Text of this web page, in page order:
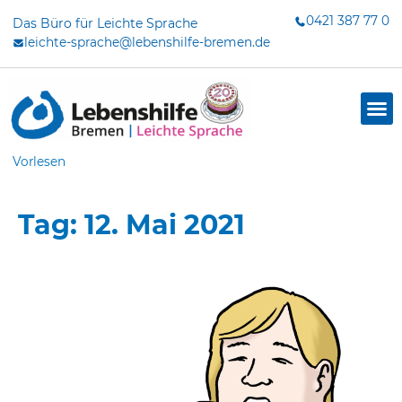
Inhalt
Das Büro für Leichte Sprache
0421 387 77 0
leichte-sprache@lebenshilfe-bremen.de
Vorlesen
Tag: 12. Mai 2021